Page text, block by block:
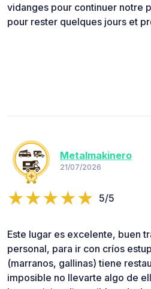
vidanges pour continuer notre
pour rester quelques jours et
Metalmakinero
21/07/2026
5/5
Este lugar es excelente, buen
personal, para ir con críos
(marranos, gallinas) tiene
imposible no llevarte algo de